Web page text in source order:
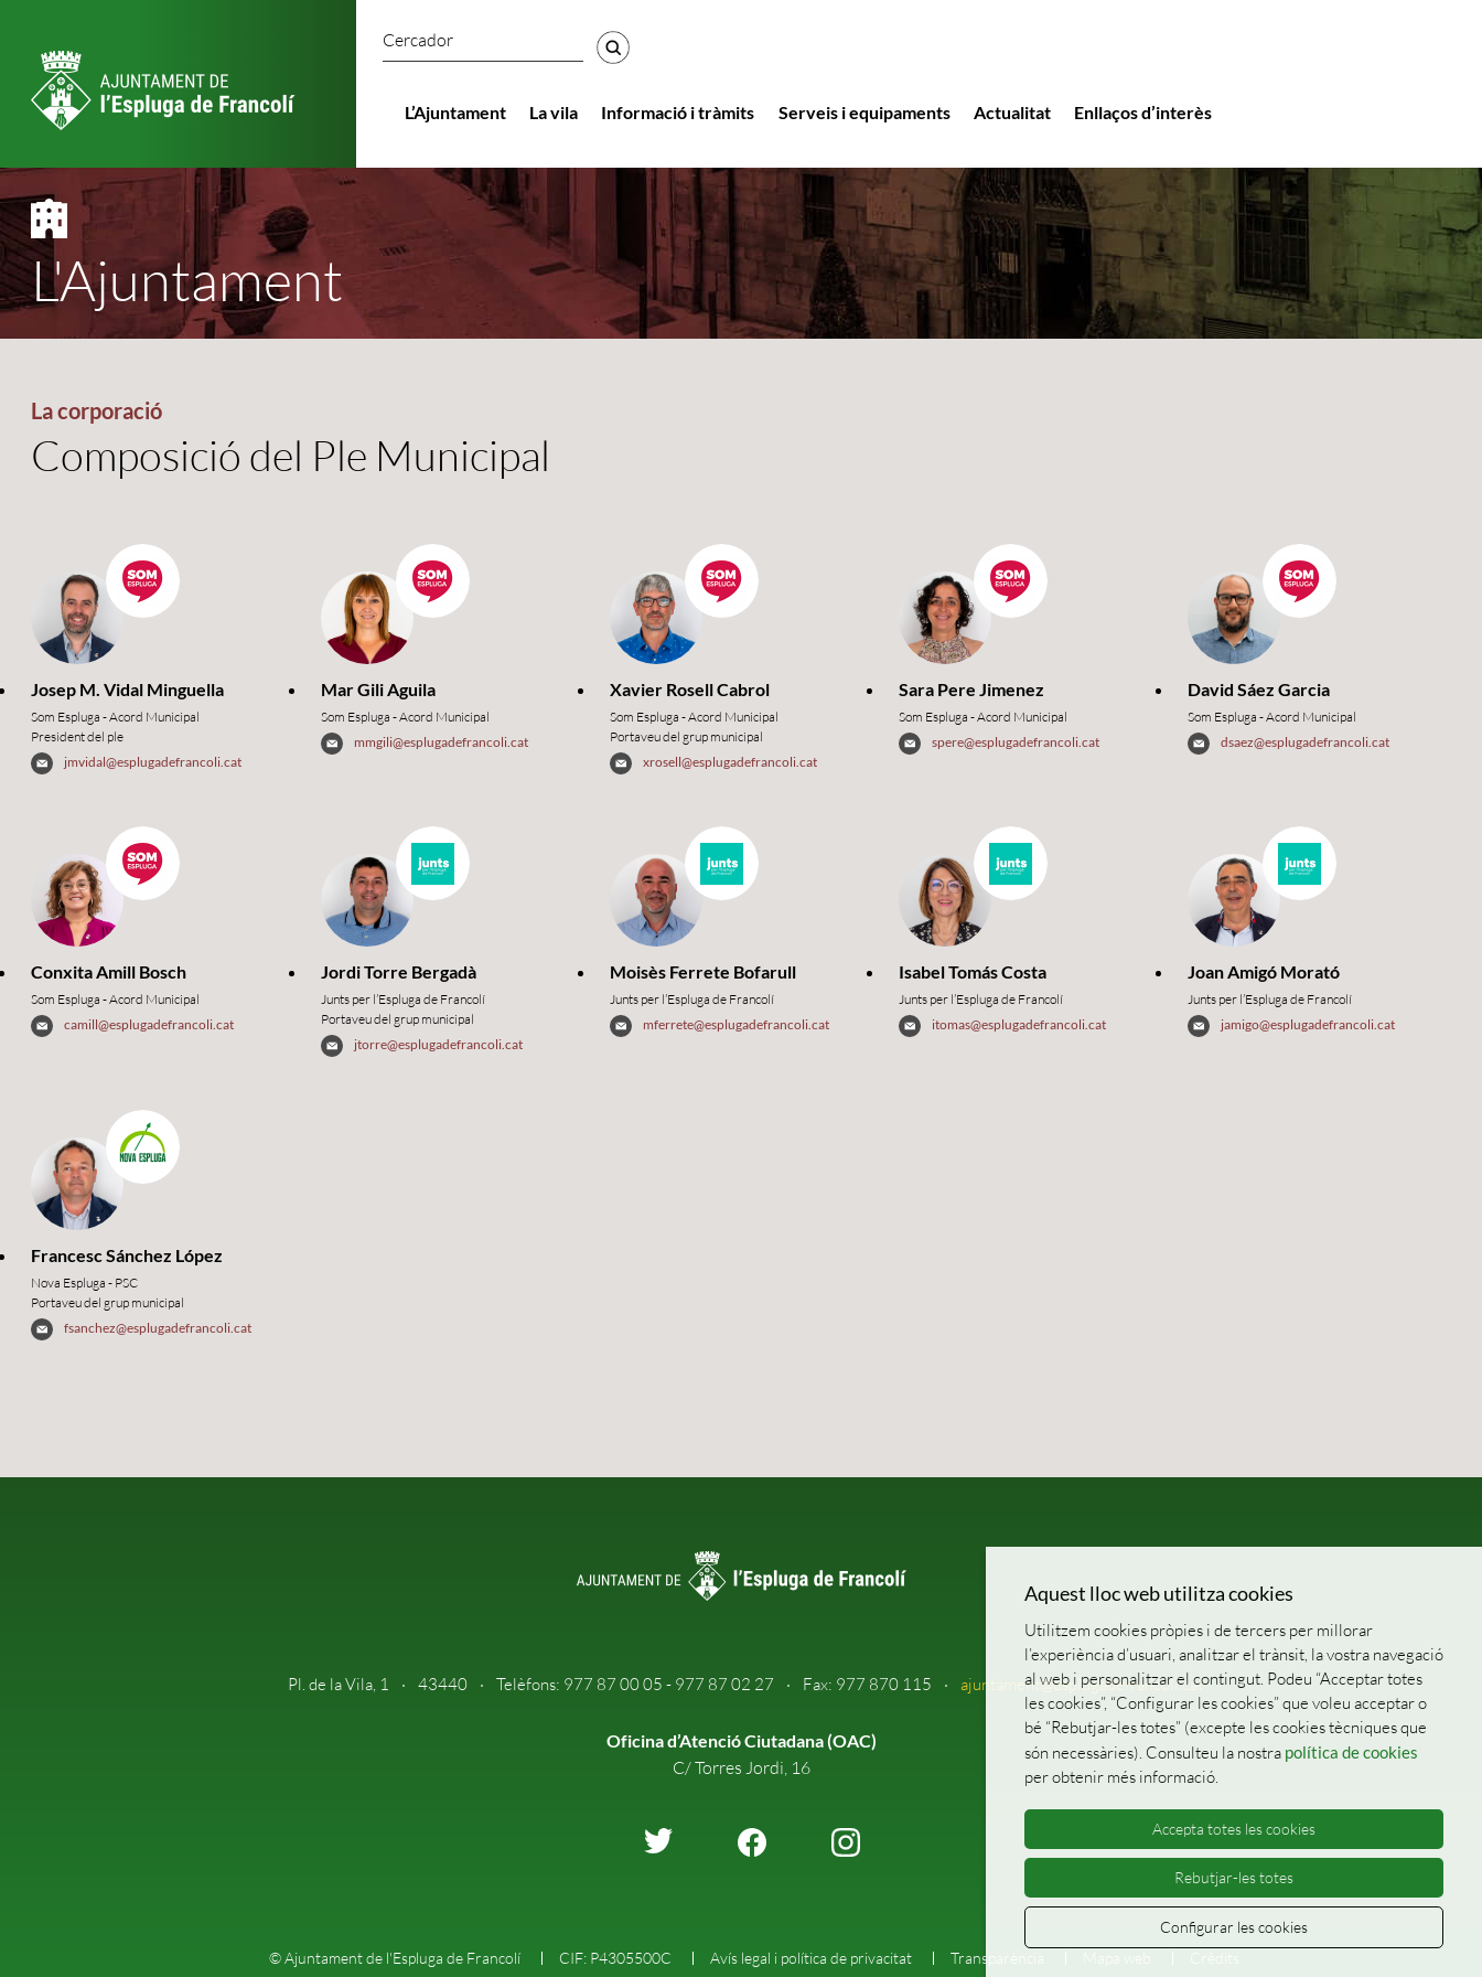
Cercador
L’Ajuntament La vila Informació i tràmits Serveis i equipaments Actualitat Enllaços d’interès
L'Ajuntament
La corporació
Composició del Ple Municipal
Josep M. Vidal Minguella
Som Espluga - Acord Municipal
President del ple
jmvidal@esplugadefrancoli.cat
Mar Gili Aguila
Som Espluga - Acord Municipal
mmgili@esplugadefrancoli.cat
Xavier Rosell Cabrol
Som Espluga - Acord Municipal
Portaveu del grup municipal
xrosell@esplugadefrancoli.cat
Sara Pere Jimenez
Som Espluga - Acord Municipal
spere@esplugadefrancoli.cat
David Sáez Garcia
Som Espluga - Acord Municipal
dsaez@esplugadefrancoli.cat
Conxita Amill Bosch
Som Espluga - Acord Municipal
camill@esplugadefrancoli.cat
Jordi Torre Bergadà
Junts per l’Espluga de Francolí
Portaveu del grup municipal
jtorre@esplugadefrancoli.cat
Moisès Ferrete Bofarull
Junts per l’Espluga de Francolí
mferrete@esplugadefrancoli.cat
Isabel Tomás Costa
Junts per l’Espluga de Francolí
itomas@esplugadefrancoli.cat
Joan Amigó Morató
Junts per l’Espluga de Francolí
jamigo@esplugadefrancoli.cat
Francesc Sánchez López
Nova Espluga - PSC
Portaveu del grup municipal
fsanchez@esplugadefrancoli.cat
Pl. de la Vila, 1 43440 Telèfons: 977 87 00 05 - 977 87 02 27 Fax: 977 870 115 ajuntament@esplugadefrancoli.cat
Oficina d’Atenció Ciutadana (OAC)
C/ Torres Jordi, 16
© Ajuntament de l'Espluga de Francolí CIF: P4305500C Avís legal i política de privacitat Transparència
Aquest lloc web utilitza cookies
Utilitzem cookies pròpies i de tercers per millorar
l’experiència d’usuari, analitzar el trànsit, la vostra navegació
al web i personalitzar el contingut. Podeu “Acceptar totes
les cookies”, “Configurar les cookies” que voleu acceptar o
bé “Rebutjar-les totes” (excepte les cookies tècniques que
són necessàries). Consulteu la nostra política de cookies
per obtenir més informació.
Accepta totes les cookies
Rebutjar-les totes
Configurar les cookies